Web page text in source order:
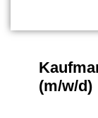
(m/w/d)